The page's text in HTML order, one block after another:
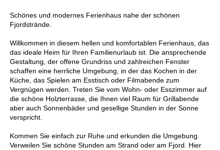
Schönes und modernes Ferienhaus nahe der schönen
Fjordstrände.
Willkommen in diesem hellen und komfortablen Ferienhaus, das
das ideale Heim für Ihren Familienurlaub ist. Die ansprechende
Gestaltung, der offene Grundriss und zahlreichen Fenster
schaffen eine herrliche Umgebung, in der das Kochen in der
Küche, das Spielen am Esstisch oder Filmabende zum
Vergnügen werden. Treten Sie vom Wohn- oder Esszimmer auf
die schöne Holzterrasse, die Ihnen viel Raum für Grillabende
aber auch Sonnenbäder und gesellige Stunden in der Sonne
verspricht.
Kommen Sie einfach zur Ruhe und erkunden die Umgebung.
Verweilen Sie schöne Stunden am Strand oder am Fjord. Hier